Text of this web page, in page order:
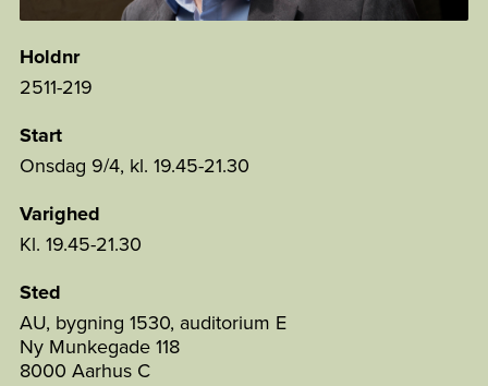
Holdnr
2511-219
Start
Onsdag 9/4, kl. 19.45-21.30
Varighed
Kl. 19.45-21.30
Sted
AU, bygning 1530, auditorium E
Ny Munkegade 118
8000 Aarhus C